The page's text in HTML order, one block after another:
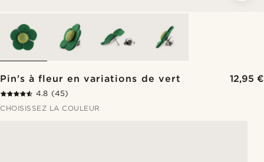
Pin's à fleur en variations de vert 12,95 €
4.8 (45)
CHOISISSEZ LA COULEUR